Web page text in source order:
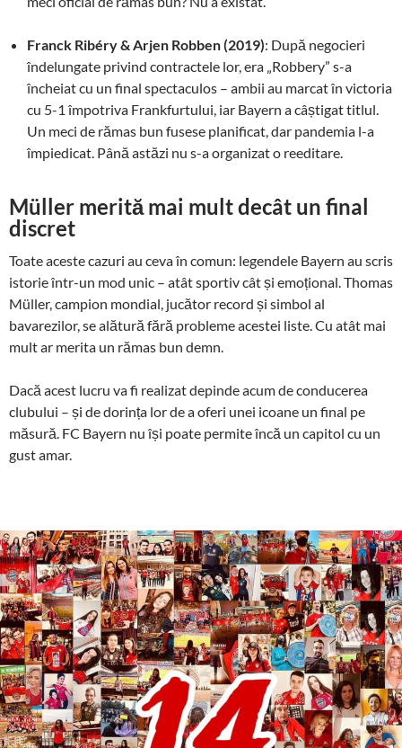
Franck Ribéry & Arjen Robben (2019): După negocieri
îndelungate privind contractele lor, era „Robbery” s-a
încheiat cu un final spectaculos – ambii au marcat în victoria
cu 5-1 împotriva Frankfurtului, iar Bayern a câștigat titlul.
Un meci de rămas bun fusese planificat, dar pandemia l-a
împiedicat. Până astăzi nu s-a organizat o reeditare.
Müller merită mai mult decât un final
discret
Toate aceste cazuri au ceva în comun: legendele Bayern au scris
istorie într-un mod unic – atât sportiv cât și emoțional. Thomas
Müller, campion mondial, jucător record și simbol al
bavarezilor, se alătură fără probleme acestei liste. Cu atât mai
mult ar merita un rămas bun demn.
Dacă acest lucru va fi realizat depinde acum de conducerea
clubului – și de dorința lor de a oferi unei icoane un final pe
măsură. FC Bayern nu își poate permite încă un capitol cu un
gust amar.